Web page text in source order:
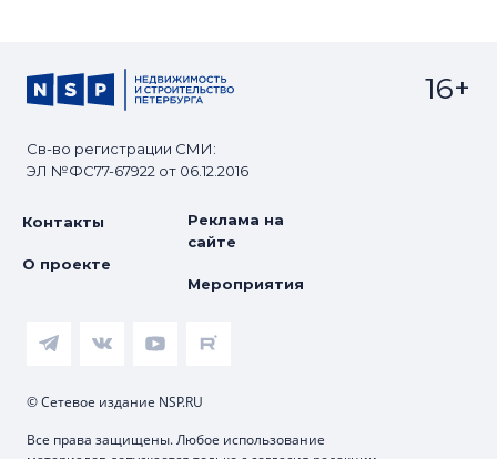
Св-во регистрации СМИ:
ЭЛ №ФС77-67922 от 06.12.2016
16+
Контакты
О проекте
Реклама на
сайте
Мероприятия
© Сетевое издание NSP.RU
Все права защищены. Любое использование